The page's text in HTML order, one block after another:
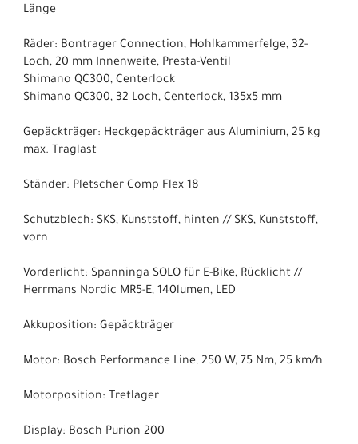
Länge
Räder: Bontrager Connection, Hohlkammerfelge, 32-
Loch, 20 mm Innenweite, Presta-Ventil
Shimano QC300, Centerlock
Shimano QC300, 32 Loch, Centerlock, 135x5 mm
Gepäckträger: Heckgepäckträger aus Aluminium, 25 kg
max. Traglast
Ständer: Pletscher Comp Flex 18
Schutzblech: SKS, Kunststoff, hinten // SKS, Kunststoff,
vorn
Vorderlicht: Spanninga SOLO für E-Bike, Rücklicht //
Herrmans Nordic MR5-E, 140lumen, LED
Akkuposition: Gepäckträger
Motor: Bosch Performance Line, 250 W, 75 Nm, 25 km/h
Motorposition: Tretlager
Display: Bosch Purion 200